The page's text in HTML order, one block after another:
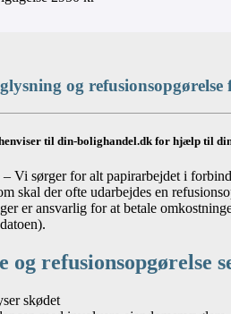
og
til din-bolighandel.dk for hjælp til
– Vi sørger for alt papirarbejdet i
skal der ofte udarbejdes en
er ansvarlig for at betale
og refusionsopgørelse
skødet